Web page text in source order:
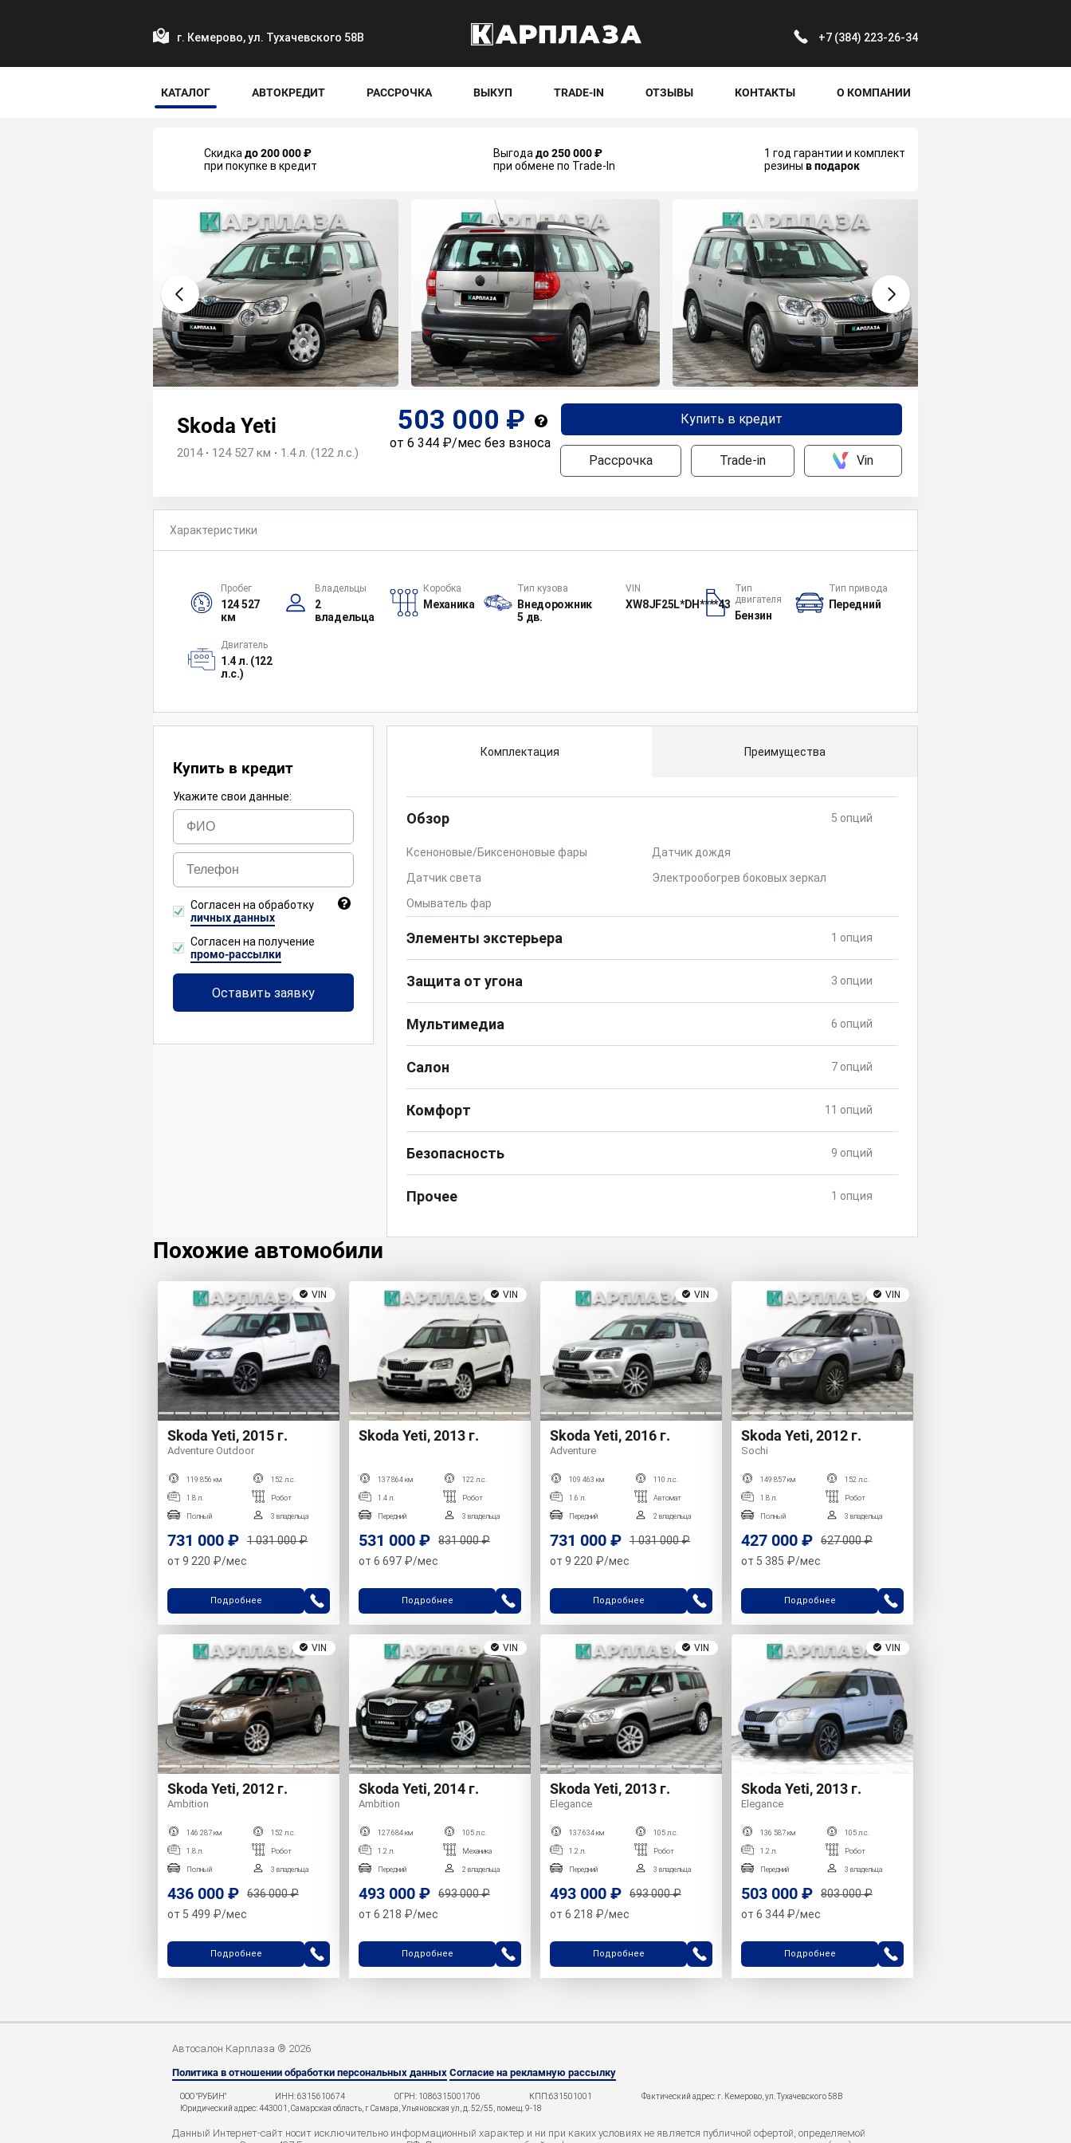
г. Кемерово, ул. Тухачевского 58В ‪+7 (384) 223-26-34‬
КАТАЛОГ АВТОКРЕДИТ РАССРОЧКА ВЫКУП TRADE-IN ОТЗЫВЫ КОНТАКТЫ О КОМПАНИИ
Скидка до 200 000 ₽
при покупке в кредит
Выгодадо 250 000 ₽
при обмене по Trade-In
1 год гарантии и комплект
резины в подарок
Skoda Yeti
2014 · 124 527 км · 1.4 л. (122 л.с.)
Купить в кредит
Рассрочка Trade-in Vin
503 000 ₽
от 6 344 ₽/мес без взноса
Характеристики
Пробег
124 527
км
Владельцы
2
владельца
Коробка
Механика
Тип кузова
Внедорожник
5 дв.
VIN
XW8JF25L*DH****43
Тип
двигателя
Бензин
Тип привода
Передний
Двигатель
1.4 л. (122
л.с.)
Комплектация Преимущества
Обзор 5 опций
Ксеноновые/Биксеноновые фары
Датчик дождя
Датчик света
Электрообогрев боковых зеркал
Омыватель фар
Элементы экстерьера 1 опция
Защита от угона 3 опции
Мультимедиа 6 опций
Салон 7 опций
Комфорт 11 опций
Безопасность 9 опций
Прочее 1 опция
Купить в кредит
Укажите свои данные:
Согласен на обработку
личных данных
Согласен на получение
промо-рассылки
Оставить заявку
Похожие автомобили
VIN
Skoda Yeti, 2015 г.
Adventure Outdoor
119 856 км 152 л.с.
1.8 л. Робот
Полный 3 владельца
731 000 ₽
1 031 000 ₽
от 9 220 ₽/мес
Подробнее
VIN
Skoda Yeti, 2013 г.
137 864 км 122 л.с.
1.4 л. Робот
Передний 3 владельца
531 000 ₽
831 000 ₽
от 6 697 ₽/мес
Подробнее
VIN
Skoda Yeti, 2016 г.
Adventure
109 463 км 110 л.с.
1.6 л. Автомат
Передний 2 владельца
731 000 ₽
1 031 000 ₽
от 9 220 ₽/мес
Подробнее
VIN
Skoda Yeti, 2012 г.
Sochi
149 857 км 152 л.с.
1.8 л. Робот
Полный 3 владельца
427 000 ₽
627 000 ₽
от 5 385 ₽/мес
Подробнее
VIN
Skoda Yeti, 2012 г.
Ambition
146 287 км 152 л.с.
1.8 л. Робот
Полный 3 владельца
436 000 ₽
636 000 ₽
от 5 499 ₽/мес
Подробнее
VIN
Skoda Yeti, 2014 г.
Ambition
127 684 км 105 л.с.
1.2 л. Механика
Передний 2 владельца
493 000 ₽
693 000 ₽
от 6 218 ₽/мес
Подробнее
VIN
Skoda Yeti, 2013 г.
Elegance
137 634 км 105 л.с.
1.2 л. Робот
Передний 3 владельца
493 000 ₽
693 000 ₽
от 6 218 ₽/мес
Подробнее
VIN
Skoda Yeti, 2013 г.
Elegance
136 587 км 105 л.с.
1.2 л. Робот
Передний 3 владельца
503 000 ₽
803 000 ₽
от 6 344 ₽/мес
Подробнее
Автосалон Карплаза ® 2026
Политика в отношении обработки персональных данных Согласие на рекламную рассылку
ООО "РУБИН" ИНН: 6315610674 ОГРН: 1086315001706 КПП:631501001
Фактический адрес: г. Кемерово, ул. Тухачевского 58В
Юридический адрес: 443001, Самарская область, г Самара, Ульяновская ул, д. 52/55, помещ. 9-18
Данный Интернет-сайт носит исключительно информационный характер и ни при каких условиях не является публичной офертой, определяемой